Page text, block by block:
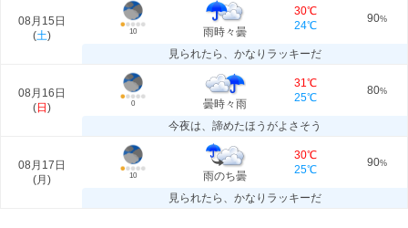
08月15日
(土) 10 雨時々曇
30℃
24℃
90%
見られたら、かなりラッキーだ
08月16日
(日 ) 0 曇時々雨
31℃
25℃
80%
今夜は、諦めたほうがよさそう
08月17日
(月 ) 10 雨のち曇
30℃
25℃
90%
見られたら、かなりラッキーだ